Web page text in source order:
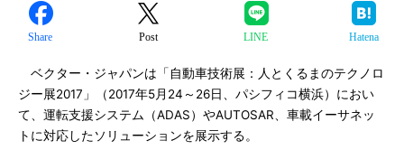
Share Post LINE Hatena
ベクター・ジャパンは「自動車技術展：人とくるまのテクノロ
ジー展2017」（2017年5月24～26日、パシフィコ横浜）におい
て、運転支援システム（ADAS）やAUTOSAR、車載イーサネッ
トに対応したソリューションを展示する。